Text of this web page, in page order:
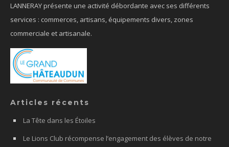
LANNERAY présente une activité débordante avec ses différents
services : commerces, artisans, équipements divers, zones
commerciale et artisanale.
Articles récents
La Tête dans les Étoiles
Le Lions Club récompense l’engagement des élèves de notre